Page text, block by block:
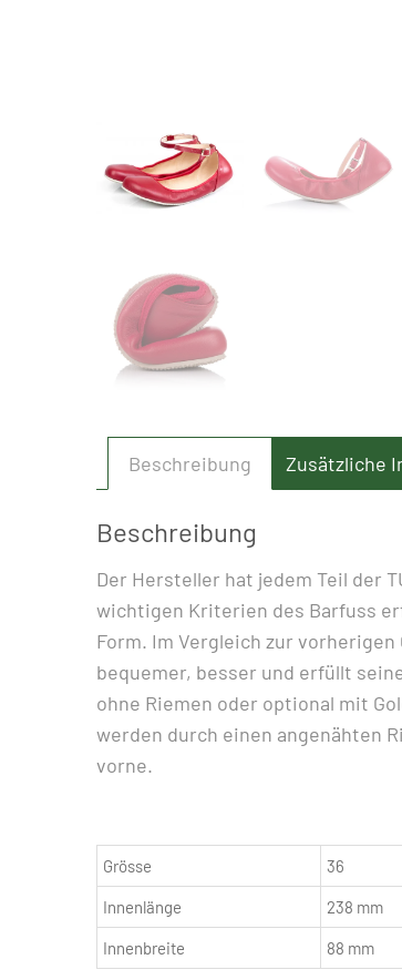
Beschreibung Zusätzliche
Beschreibung
Der Hersteller hat jedem Teil der
wichtigen Kriterien des Barfuss
Form. Im Vergleich zur
bequemer, besser und erfüllt
ohne Riemen oder optional mit
werden durch einen angenähten
vorne.
Grösse 36
Innenlänge 238 mm
Innenbreite 88 mm